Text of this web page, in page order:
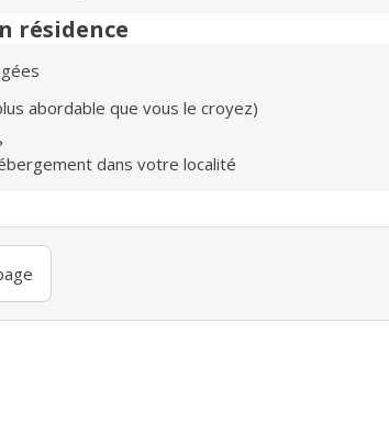
résidence
abordable que vous le croyez)
dans votre localité